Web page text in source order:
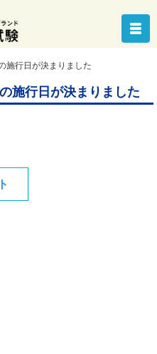
施行日が決まりました
施行日が決まりました